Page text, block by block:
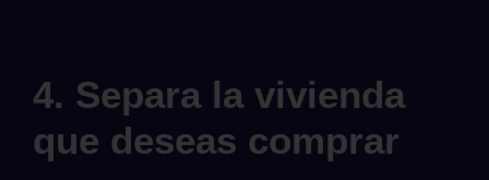
4. Separa la vivienda
que deseas comprar